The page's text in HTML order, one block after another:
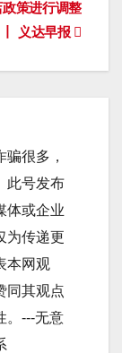
策进行调整
丨 义达早报
很多，
此号发布
体或企业
为传递更
本网观
同其观点
。---无意